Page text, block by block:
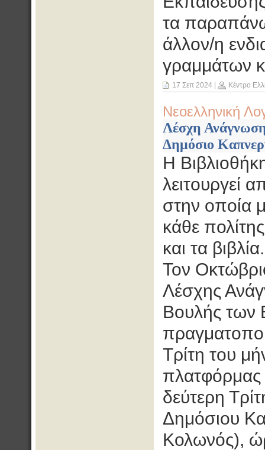
τα
άλλον/η
γραμμάτων
17 Σεπ 2024 Κέντρο
Νεοελληνική
Λέσχη
Δημόσιο
Η
λειτουργεί
στην οποία
κάθε
και τα βιβλία.
Τον
Λέσχης
Βουλής των
Τρίτη του
πλατφόρμας
δεύτερη
Δημόσιου
Κολωνός),